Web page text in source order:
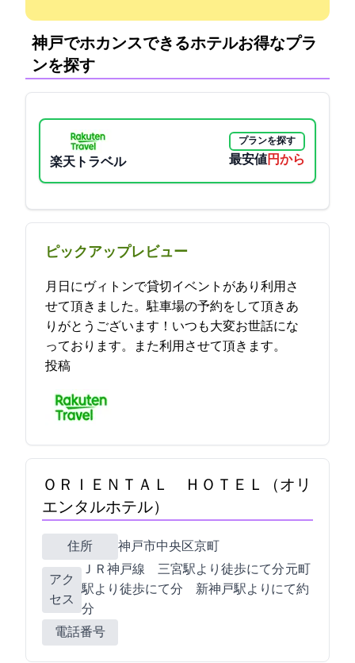
神戸でホカンスできるホテル:お得なプラ
ンを探す
楽天トラベル
プランを探す
最安値5500円から
ピックアップレビュー
3月31日にヴィトンで貸切イベントがあり利用さ
せて頂きました。駐車場の予約をして頂きあ
りがとうございます！いつも大変お世話にな
っております。また利用させて頂きます。 2023-05-01 11:58:47
投稿
ＯＲＩＥＮＴＡＬ ＨＯＴＥＬ（オリ
エンタルホテル）
住所 神戸市中央区京町25
アク
セス
ＪＲ神戸線 三宮駅より徒歩にて7分 元町
駅より徒歩にて6分 新神戸駅よりTaxiにて約10
分
電話番号